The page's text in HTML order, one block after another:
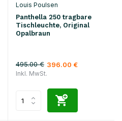
Louis Poulsen
Panthella 250 tragbare
Tischleuchte, Original
Opalbraun
495.00 € 396.00 €
Inkl. MwSt.